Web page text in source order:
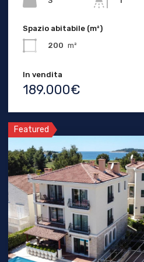
Spazio abitabile (m²)
200 m²
In vendita
189.000€
Featured